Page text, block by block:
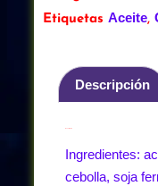
Etiquetas Aceite,
Descripción
Ingredientes:
cebolla, soja